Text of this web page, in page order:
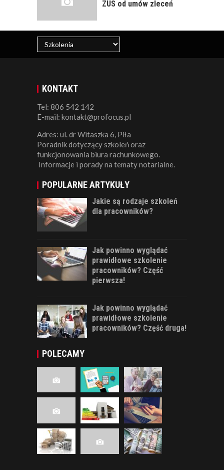
ZUS od umów zleceń
KONTAKT
Tel: 806 542 142
E-mail: kontakt@profocus.pl
Adres: ul. dr Witaszka 6, Piła
Poradnik dotyczący szkoleń oraz
funkcjonowania biura rachunkowego.
Informacje i porady na tematy notarialne.
POPULARNE ARTYKUŁY
Jakie są rodzaje szkoleń
dla pracowników?
Jak powinno wyglądać
prawidłowe szkolenie
pracowników? Część
pierwsza!
Jak powinno wyglądać
prawidłowe szkolenie
pracowników? Część druga!
POLECAMY